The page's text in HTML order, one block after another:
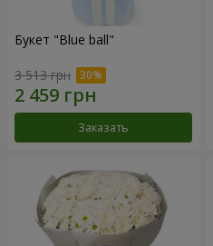
Букет "Blue ball"
3 513 грн
Заказать